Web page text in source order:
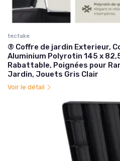
tectake
® Coffre de jardin Exterieur,
Aluminium Polyrotin 145 x
Rabattable, Poignées pour
Jardin, Jouets Gris Clair
Voir le détail